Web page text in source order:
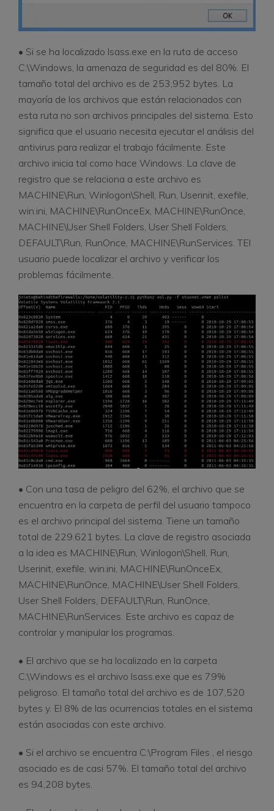
• Si se ha localizado lsass.exe en la ruta de acceso
C:\Windows, la amenaza de seguridad es del 80%. El
tamaño total del archivo es de 253,952 bytes. La
mayoría de los archivos que están relacionados con
esta ruta no son archivos principales del sistema. Esto
significa que el usuario necesita ejecutar el análisis del
antivirus para realizar el trabajo fácilmente. Este
archivo inicia tal como hace Windows. La clave de
registro que se relaciona a este archivo es
MACHINE\Run, Winlogon\Shell, Run, Userinit, exefile,
win.ini, MACHINE\RunOnceEx, MACHINE\RunOnce,
MACHINE\User Shell Folders, User Shell Folders,
DEFAULT\Run, RunOnce, MACHINE\RunServices. TEl
usuario puede localizar el archivo y verificar los
problemas fácilmente.
• Con una tasa de peligro del 62%, el archivo que se
encuentra en la carpeta de perfil del usuario tampoco
es el archivo principal del sistema. Tiene un tamaño
total de 229.621 bytes. La clave de registro asociada
a la idea es MACHINE\Run, Winlogon\Shell, Run,
Userinit, exefile, win.ini, MACHINE\RunOnceEx,
MACHINE\RunOnce, MACHINE\User Shell Folders,
User Shell Folders, DEFAULT\Run, RunOnce,
MACHINE\RunServices. Este archivo es capaz de
controlar y manipular los programas.
• El archivo que se ha localizado en la carpeta
C:\Windows es el archivo lsass.exe que es 79%
peligroso. El tamaño total del archivo es de 107,520
bytes y. El 8% de las ocurrencias totales en el sistema
están asociadas con este archivo.
• Si el archivo se encuentra C:\Program Files , el riesgo
asociado es de casi 57%. El tamaño total del archivo
es 94,208 bytes.